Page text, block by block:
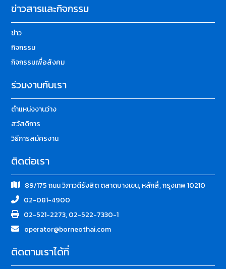
ข่าวสารและกิจกรรม
ข่าว
กิจกรรม
กิจกรรมเพื่อสังคม
ร่วมงานกับเรา
ตำแหน่งงานว่าง
สวัสดิการ
วิธีการสมัครงาน
ติดต่อเรา
89/175 ถนน วิภาวดีรังสิต ตลาดบางเขน, หลักสี่, กรุงเทพ 10210
02-081-4900
02-521-2273, 02-522-7330-1
operator@borneothai.com
ติดตามเราได้ที่